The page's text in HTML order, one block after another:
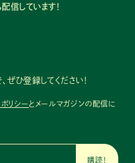
信しています！
ぜひ登録してください！
リシーとメールマガジンの配信に